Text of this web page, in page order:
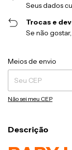
Seus dados
Trocas e
Se não
Entregas para o CEP:
Meios de envio
Não sei meu CEP
Descrição